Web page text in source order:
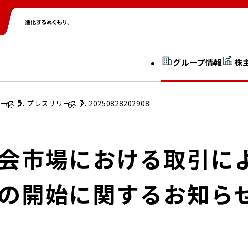
グループ情報
プ 社長室通信
JP 改革実行委員会
広告ギャラリー
株
トップ
トップ 開示情報検索
ス プレスリリース 20250828202908
市場における取引に
開始に関するお知ら